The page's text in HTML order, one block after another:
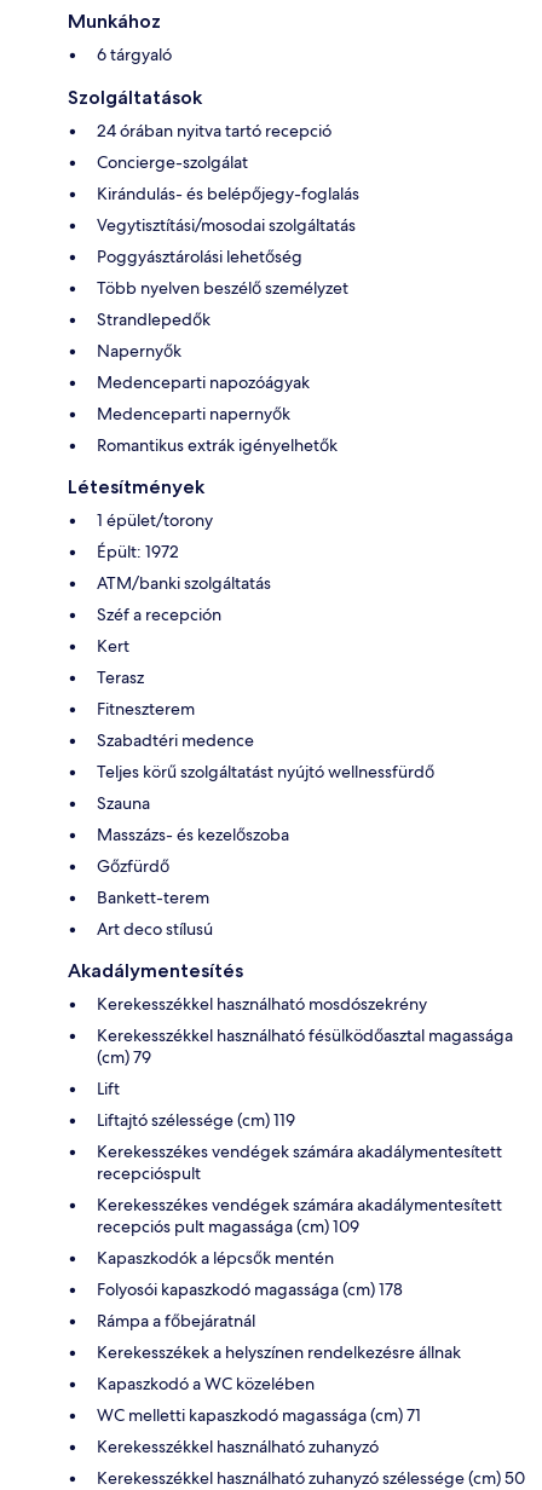
Munkához
6 tárgyaló
Szolgáltatások
24 órában nyitva tartó recepció
Concierge-szolgálat
Kirándulás- és belépőjegy-foglalás
Vegytisztítási/mosodai szolgáltatás
Poggyásztárolási lehetőség
Több nyelven beszélő személyzet
Strandlepedők
Napernyők
Medenceparti napozóágyak
Medenceparti napernyők
Romantikus extrák igényelhetők
Létesítmények
1 épület/torony
Épült: 1972
ATM/banki szolgáltatás
Széf a recepción
Kert
Terasz
Fitneszterem
Szabadtéri medence
Teljes körű szolgáltatást nyújtó wellnessfürdő
Szauna
Masszázs- és kezelőszoba
Gőzfürdő
Bankett-terem
Art deco stílusú
Akadálymentesítés
Kerekesszékkel használható mosdószekrény
Kerekesszékkel használható fésülködőasztal magassága
(cm) 79
Lift
Liftajtó szélessége (cm) 119
Kerekesszékes vendégek számára akadálymentesített
recepcióspult
Kerekesszékes vendégek számára akadálymentesített
recepciós pult magassága (cm) 109
Kapaszkodók a lépcsők mentén
Folyosói kapaszkodó magassága (cm) 178
Rámpa a főbejáratnál
Kerekesszékek a helyszínen rendelkezésre állnak
Kapaszkodó a WC közelében
WC melletti kapaszkodó magassága (cm) 71
Kerekesszékkel használható zuhanyzó
Kerekesszékkel használható zuhanyzó szélessége (cm) 50